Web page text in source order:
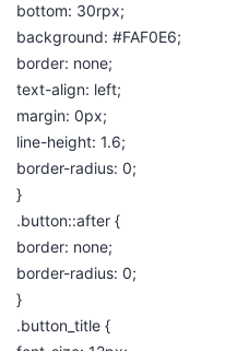
bottom: 30rpx;
background: #FAF0E6;
border: none;
text-align: left;
margin: 0px;
line-height: 1.6;
border-radius: 0;
}
.button::after {
border: none;
border-radius: 0;
}
.button_title {